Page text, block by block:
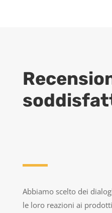
Abbiamo scelto dei
le loro reazioni ai